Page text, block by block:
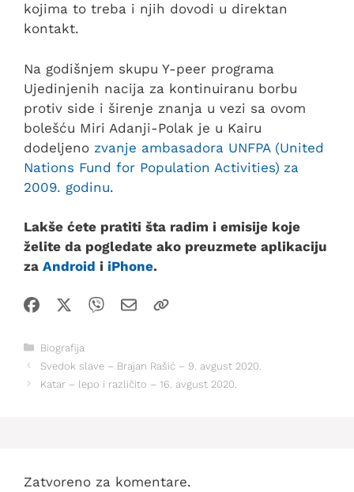
kojima to treba i njih dovodi u direktan
kontakt.
Na godišnjem skupu Y-peer programa
Ujedinjenih nacija za kontinuiranu borbu
protiv side i širenje znanja u vezi sa ovom
bolešću Miri Adanji-Polak je u Kairu
dodeljeno zvanje ambasadora UNFPA (United
Nations Fund for Population Activities) za
2009. godinu.
Lakše ćete pratiti šta radim i emisije koje
želite da pogledate ako preuzmete aplikaciju
za Android i iPhone.
Kategorije
Biografija
Svedok slave – Brajan Rašić – 9. avgust 2020.
Katar – lepo i različito – 16. avgust 2020.
Zatvoreno za komentare.